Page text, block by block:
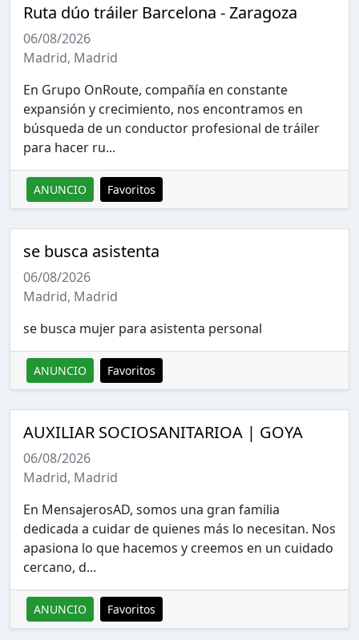
Ruta dúo tráiler Barcelona - Zaragoza
06/08/2026
Madrid, Madrid
En Grupo OnRoute, compañía en constante
expansión y crecimiento, nos encontramos en
búsqueda de un conductor profesional de tráiler
para hacer ru...
ANUNCIO Favoritos
se busca asistenta
06/08/2026
Madrid, Madrid
se busca mujer para asistenta personal
ANUNCIO Favoritos
AUXILIAR SOCIOSANITARIOA | GOYA
06/08/2026
Madrid, Madrid
En MensajerosAD, somos una gran familia
dedicada a cuidar de quienes más lo necesitan. Nos
apasiona lo que hacemos y creemos en un cuidado
cercano, d...
ANUNCIO Favoritos